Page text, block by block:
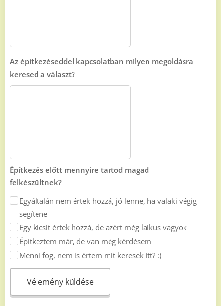
Az építkezéseddel kapcsolatban milyen megoldásra
keresed a választ?
Építkezés előtt mennyire tartod magad
felkészültnek?
Egyáltalán nem értek hozzá, jó lenne, ha valaki végig
segítene
Egy kicsit értek hozzá, de azért még laikus vagyok
Építkeztem már, de van még kérdésem
Menni fog, nem is értem mit keresek itt? :)
Vélemény küldése